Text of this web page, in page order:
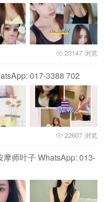
23147 浏览
017-3388 702
22607 浏览
师叶子 WhatsApp: 013-